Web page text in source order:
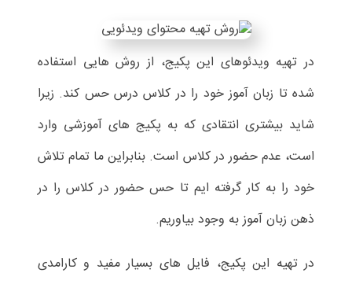
در تهیه ویدئوهای این پکیج، از روش هایی استفاده
شده تا زبان آموز خود را در کلاس درس حس کند. زیرا
شاید بیشتری انتقادی که به پکیج های آموزشی وارد
است، عدم حضور در کلاس است. بنابراین ما تمام تلاش
خود را به کار گرفته ایم تا حس حضور در کلاس را در
ذهن زبان آموز به وجود بیاوریم.
در تهیه این پکیج، فایل های بسیار مفید و کارامدی